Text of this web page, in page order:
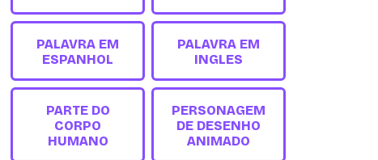
PALAVRA EM
ESPANHOL
PALAVRA EM
INGLES
PARTE DO
CORPO
HUMANO
PERSONAGEM
DE DESENHO
ANIMADO